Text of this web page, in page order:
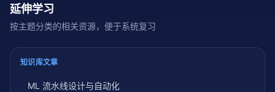
延伸学习
按主题分类的相关资源，便于系统复习
知识库文章
ML 流水线设计与自动化